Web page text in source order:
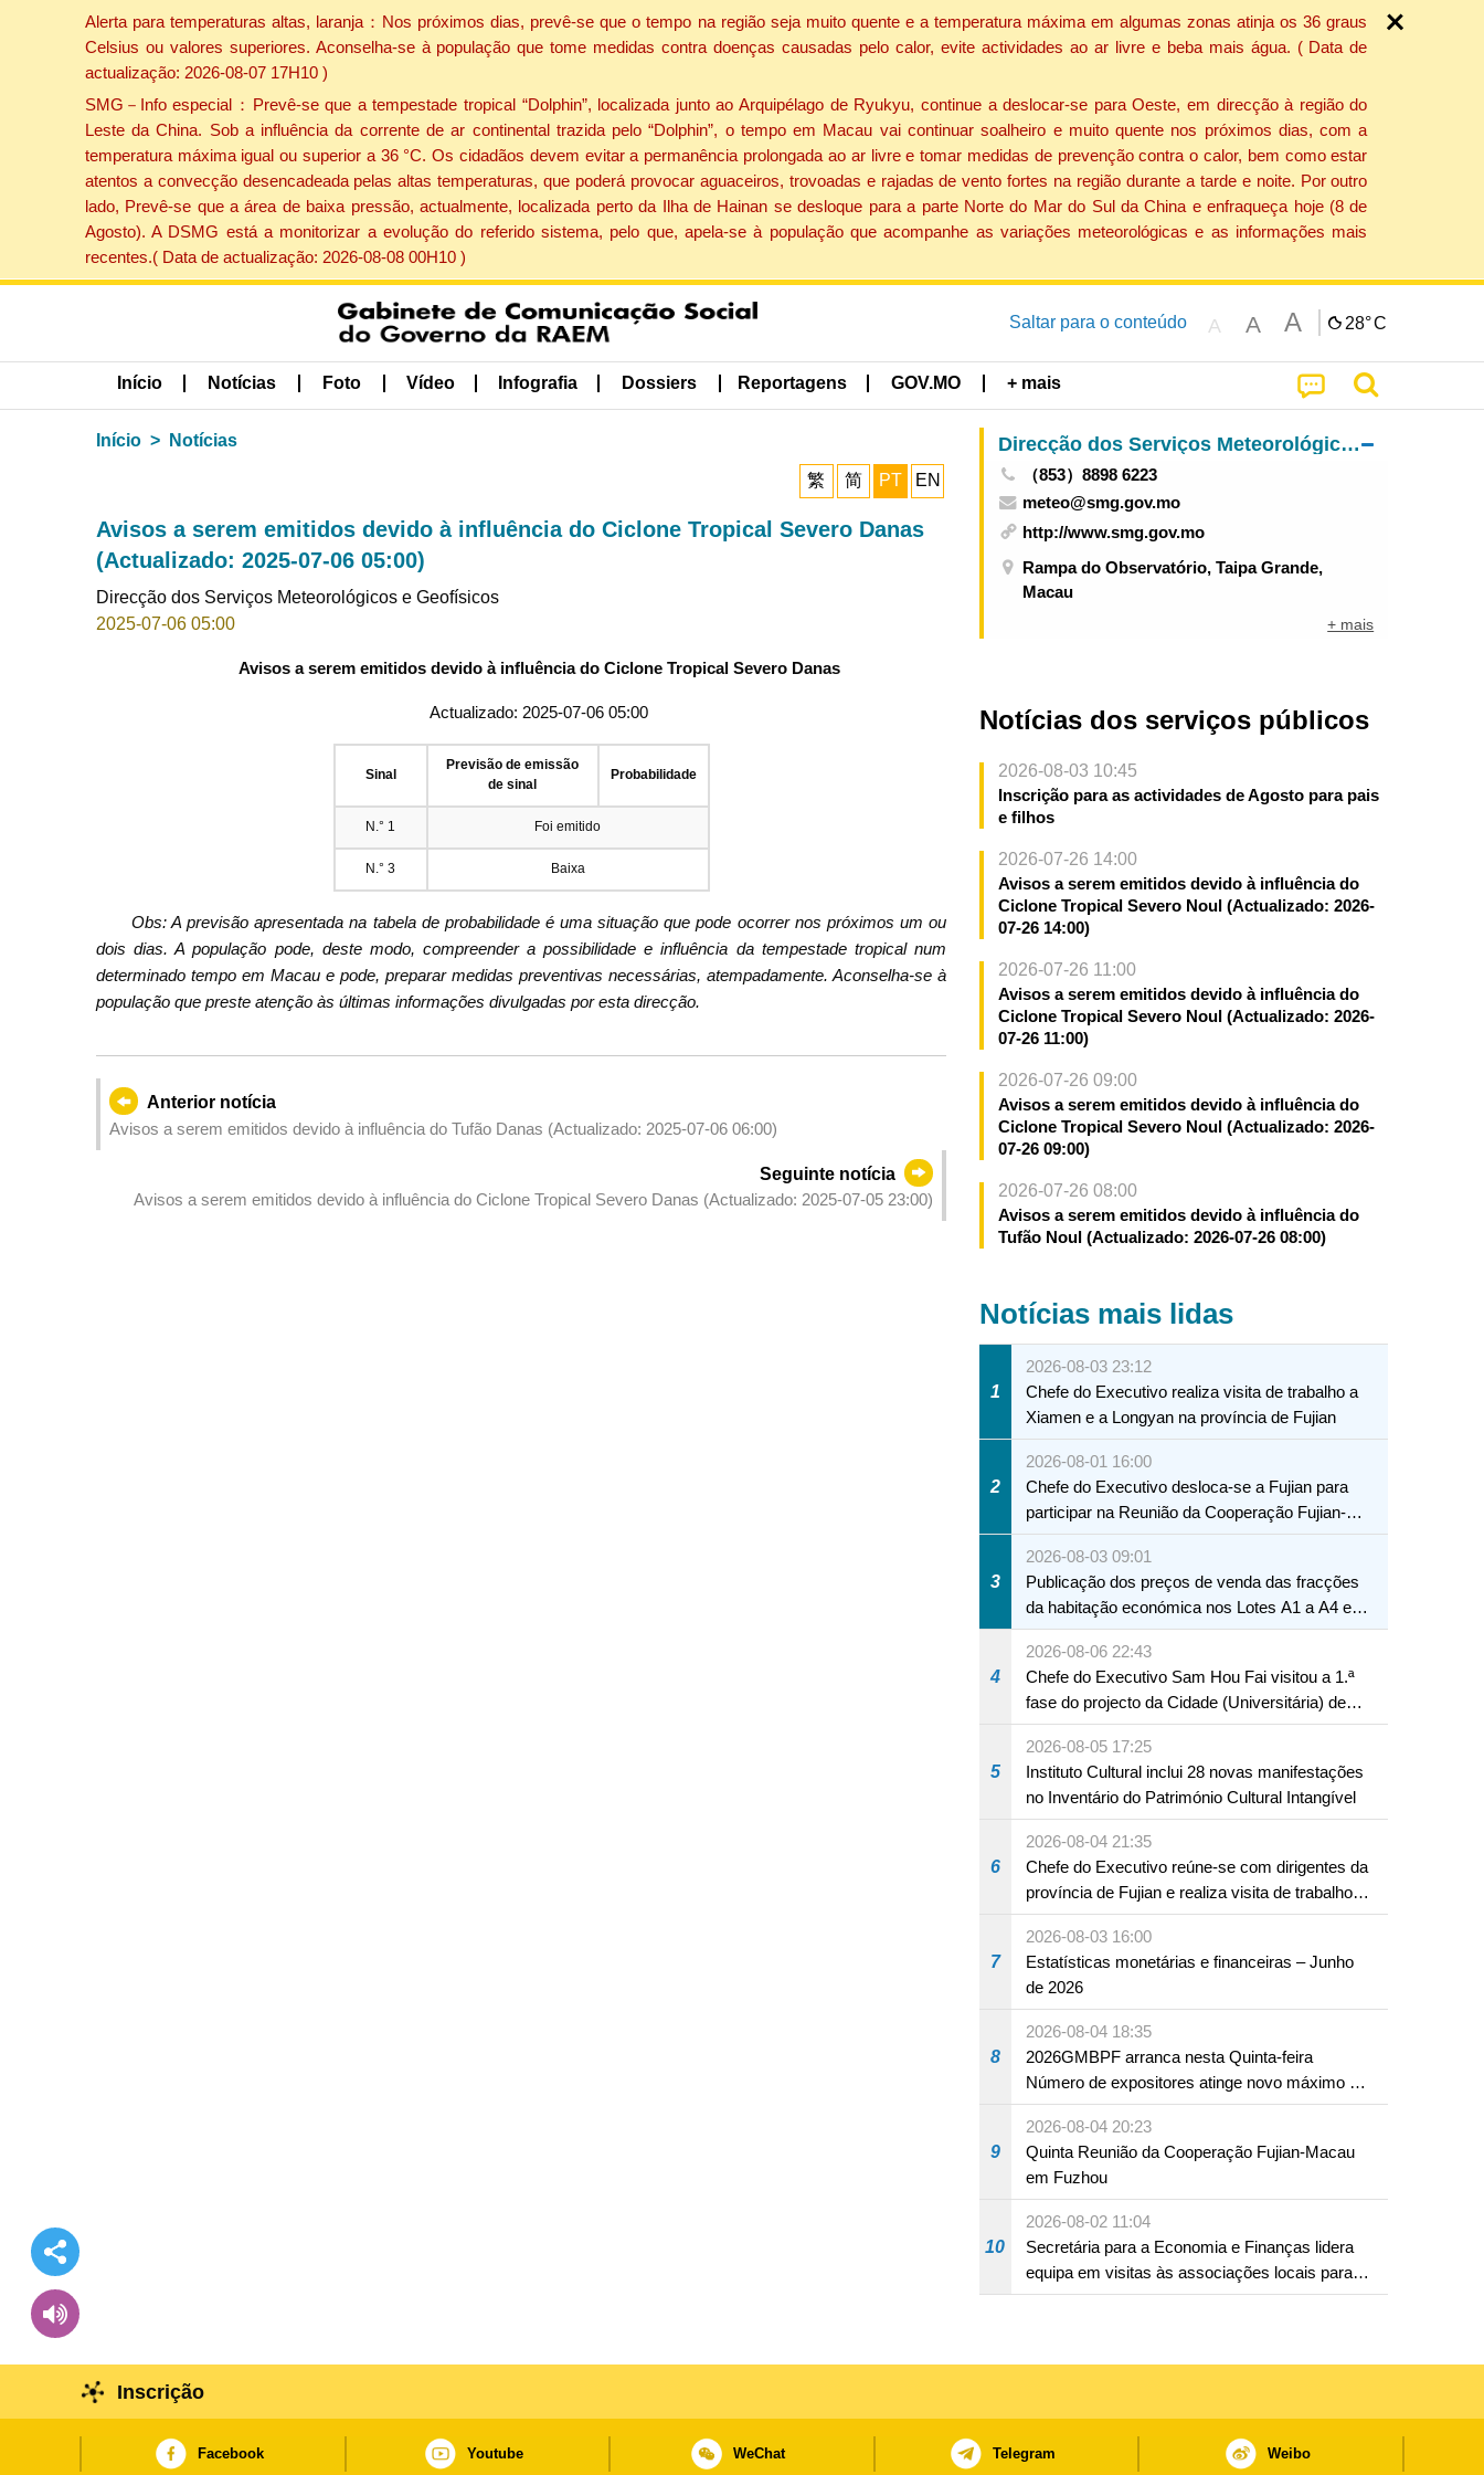
Alerta para temperaturas altas, laranja：Nos próximos dias, prevê-se que o tempo na região seja muito quente e a temperatura máxima em algumas zonas atinja os 36 graus
Celsius ou valores superiores. Aconselha-se à população que tome medidas contra doenças causadas pelo calor, evite actividades ao ar livre e beba mais água. ( Data de
actualização: 2026-08-07 17H10 )
SMG－Info especial：Prevê-se que a tempestade tropical “Dolphin”, localizada junto ao Arquipélago de Ryukyu, continue a deslocar-se para Oeste, em direcção à região do
Leste da China. Sob a influência da corrente de ar continental trazida pelo “Dolphin”, o tempo em Macau vai continuar soalheiro e muito quente nos próximos dias, com a
temperatura máxima igual ou superior a 36 °C. Os cidadãos devem evitar a permanência prolongada ao ar livre e tomar medidas de prevenção contra o calor, bem como estar
atentos a convecção desencadeada pelas altas temperaturas, que poderá provocar aguaceiros, trovoadas e rajadas de vento fortes na região durante a tarde e noite. Por outro
lado, Prevê-se que a área de baixa pressão, actualmente, localizada perto da Ilha de Hainan se desloque para a parte Norte do Mar do Sul da China e enfraqueça hoje (8 de
Agosto). A DSMG está a monitorizar a evolução do referido sistema, pelo que, apela-se à população que acompanhe as variações meteorológicas e as informações mais
recentes.( Data de actualização: 2026-08-08 00H10 )
Saltar para o conteúdo A A A 28°C
Início Notícias Foto Vídeo Infografia Dossiers Reportagens GOV.MO + mais
Início Notícias
繁 简 PT EN
Avisos a serem emitidos devido à influência do Ciclone Tropical Severo Danas
(Actualizado: 2025-07-06 05:00)
Direcção dos Serviços Meteorológicos e Geofísicos
2025-07-06 05:00
Avisos a serem emitidos devido à influência do Ciclone Tropical Severo Danas
Actualizado: 2025-07-06 05:00
Sinal
Previsão de emissão
de sinal
Probabilidade
N.° 1 Foi emitido
N.° 3 Baixa
Obs: A previsão apresentada na tabela de probabilidade é uma situação que pode ocorrer nos próximos um ou
dois dias. A população pode, deste modo, compreender a possibilidade e influência da tempestade tropical num
determinado tempo em Macau e pode, preparar medidas preventivas necessárias, atempadamente. Aconselha-se à
população que preste atenção às últimas informações divulgadas por esta direcção.
Anterior notícia
Avisos a serem emitidos devido à influência do Tufão Danas (Actualizado: 2025-07-06 06:00)
Seguinte notícia
Avisos a serem emitidos devido à influência do Ciclone Tropical Severo Danas (Actualizado: 2025-07-05 23:00)
Direcção dos Serviços Meteorológicos e Geofísicos
（853）8898 6223
meteo@smg.gov.mo
http://www.smg.gov.mo
Rampa do Observatório, Taipa Grande,
Macau
+ mais
Notícias dos serviços públicos
2026-08-03 10:45
Inscrição para as actividades de Agosto para pais
e filhos
2026-07-26 14:00
Avisos a serem emitidos devido à influência do
Ciclone Tropical Severo Noul (Actualizado: 2026-
07-26 14:00)
2026-07-26 11:00
Avisos a serem emitidos devido à influência do
Ciclone Tropical Severo Noul (Actualizado: 2026-
07-26 11:00)
2026-07-26 09:00
Avisos a serem emitidos devido à influência do
Ciclone Tropical Severo Noul (Actualizado: 2026-
07-26 09:00)
2026-07-26 08:00
Avisos a serem emitidos devido à influência do
Tufão Noul (Actualizado: 2026-07-26 08:00)
Notícias mais lidas
1
2026-08-03 23:12
Chefe do Executivo realiza visita de trabalho a
Xiamen e a Longyan na província de Fujian
2
2026-08-01 16:00
Chefe do Executivo desloca-se a Fujian para
participar na Reunião da Cooperação Fujian-
Macau
3
2026-08-03 09:01
Publicação dos preços de venda das fracções
da habitação económica nos Lotes A1 a A4 e
A12 da Zona A dos Novos Aterros
4
2026-08-06 22:43
Chefe do Executivo Sam Hou Fai visitou a 1.ª
fase do projecto da Cidade (Universitária) de
Educação Internacional de Macau e Hengqin
5
2026-08-05 17:25
Instituto Cultural inclui 28 novas manifestações
no Inventário do Património Cultural Intangível
6
2026-08-04 21:35
Chefe do Executivo reúne-se com dirigentes da
província de Fujian e realiza visita de trabalho
em Fuzhou
7
2026-08-03 16:00
Estatísticas monetárias e financeiras – Junho
de 2026
8
2026-08-04 18:35
2026GMBPF arranca nesta Quinta-feira
Número de expositores atinge novo máximo em
18 anos
9
2026-08-04 20:23
Quinta Reunião da Cooperação Fujian-Macau
em Fuzhou
10
2026-08-02 11:04
Secretária para a Economia e Finanças lidera
equipa em visitas às associações locais para
consolidar consensos e promover os trabalhos
Inscrição
Facebook Youtube WeChat Telegram Weibo